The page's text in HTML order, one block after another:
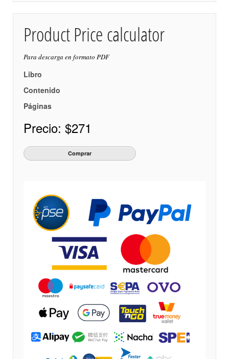
Product Price calculator
Para descarga en formato PDF
Libro
Contenido
Páginas
Precio: $271